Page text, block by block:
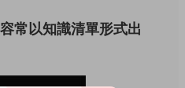
常以知識清單形式出